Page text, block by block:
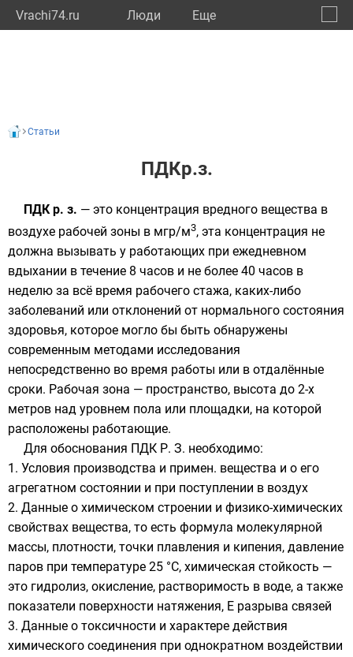
Vrachi74.ru Люди Eще
Статьи
ПДКр.з.
ПДК р. з. — это концентрация вредного вещества в
воздухе рабочей зоны в мгр/м3, эта концентрация не
должна вызывать у работающих при ежедневном
вдыхании в течение 8 часов и не более 40 часов в
неделю за всё время рабочего стажа, каких-либо
заболеваний или отклонений от нормального состояния
здоровья, которое могло бы быть обнаружены
современным методами исследования
непосредственно во время работы или в отдалённые
сроки. Рабочая зона — пространство, высота до 2-х
метров над уровнем пола или площадки, на которой
расположены работающие.
Для обоснования ПДК Р. З. необходимо:
1. Условия производства и примен. вещества и о его
агрегатном состоянии и при поступлении в воздух
2. Данные о химическом строении и физико-химических
свойствах вещества, то есть формула молекулярной
массы, плотности, точки плавления и кипения, давление
паров при температуре 25 °C, химическая стойкость —
это гидролиз, окисление, растворимость в воде, а также
показатели поверхности натяжения, E разрыва связей
3. Данные о токсичности и характере действия
химического соединения при однократном воздействии